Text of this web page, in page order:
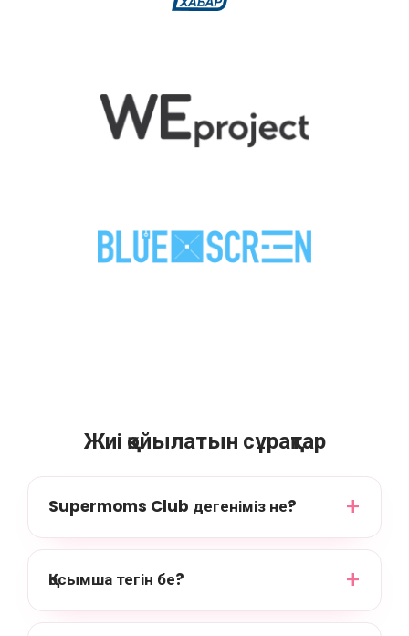
Жиі қойылатын сұрақтар
Supermoms Club дегеніміз не?
Қосымша тегін бе?